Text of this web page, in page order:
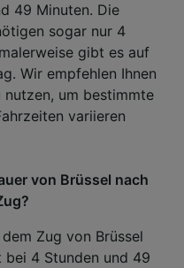
49 Minuten. Die
sogar nur 4
gibt es auf
Wir empfehlen Ihnen
nutzen, um bestimmte
variieren
von Brüssel nach
Zug von Brüssel
4 Stunden und 49